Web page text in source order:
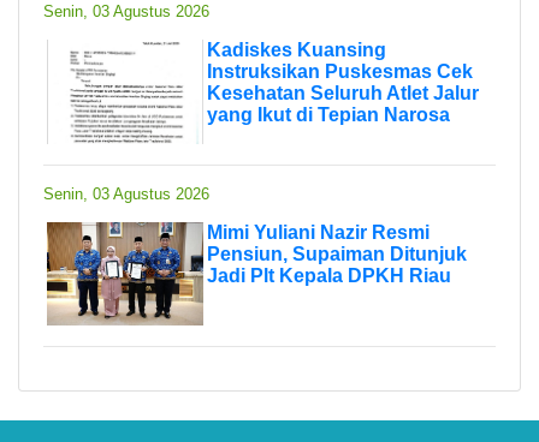
Senin, 03 Agustus 2026
Kadiskes Kuansing
Instruksikan Puskesmas Cek
Kesehatan Seluruh Atlet Jalur
yang Ikut di Tepian Narosa
Senin, 03 Agustus 2026
Mimi Yuliani Nazir Resmi
Pensiun, Supaiman Ditunjuk
Jadi Plt Kepala DPKH Riau